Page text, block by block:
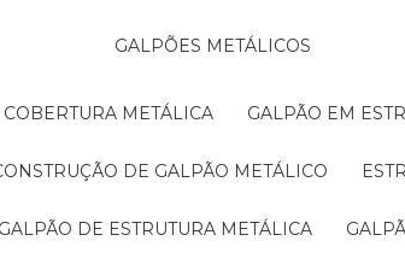
GALPÕES METÁLICOS
COBERTURA METÁLICA GALPÃO EM
CONSTRUÇÃO DE GALPÃO METÁLICO
GALPÃO DE ESTRUTURA METÁLICA